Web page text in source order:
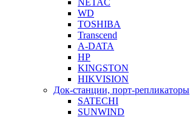
NETAC
WD
TOSHIBA
Transcend
A-DATA
HP
KINGSTON
HIKVISION
Док-станции, порт-репликаторы
SATECHI
SUNWIND